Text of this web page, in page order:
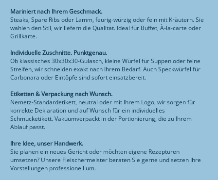
Mariniert nach Ihrem Geschmack.
Steaks, Spare Ribs oder Lamm, feurig-würzig oder fein mit Kräutern. Sie
wählen den Stil, wir liefern die Qualität. Ideal für Buffet, À-la-carte oder
Grillkarte.
Individuelle Zuschnitte. Punktgenau.
Ob klassisches 30x30x30-Gulasch, kleine Würfel für Suppen oder feine
Streifen, wir schneiden exakt nach Ihrem Bedarf. Auch Speckwürfel für
Carbonara oder Eintöpfe sind sofort einsatzbereit.
Etiketten & Verpackung nach Wunsch.
Nemetz-Standardetikett, neutral oder mit Ihrem Logo, wir sorgen für
korrekte Deklaration und auf Wunsch für ein individuelles
Schmucketikett. Vakuumverpackt in der Portionierung, die zu Ihrem
Ablauf passt.
Ihre Idee, unser Handwerk.
Sie planen ein neues Gericht oder möchten eigene Rezepturen
umsetzen? Unsere Fleischermeister beraten Sie gerne und setzen Ihre
Vorstellungen professionell um.